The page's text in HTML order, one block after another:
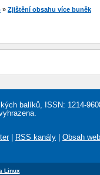
» Zjištění obsahu více buněk
balíků, ISSN: 1214-
| RSS kanály Obsah
Linux